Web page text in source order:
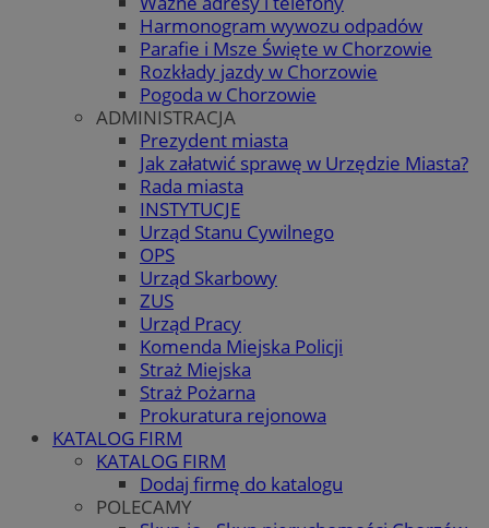
Harmonogram wywozu odpadów
Parafie i Msze Święte w Chorzowie
Rozkłady jazdy w Chorzowie
Pogoda w Chorzowie
ADMINISTRACJA
Prezydent miasta
Jak załatwić sprawę w Urzędzie Miasta?
Rada miasta
INSTYTUCJE
Urząd Stanu Cywilnego
OPS
Urząd Skarbowy
ZUS
Urząd Pracy
Komenda Miejska Policji
Straż Miejska
Straż Pożarna
Prokuratura rejonowa
KATALOG FIRM
KATALOG FIRM
Dodaj firmę do katalogu
POLECAMY